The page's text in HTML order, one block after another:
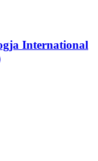
International